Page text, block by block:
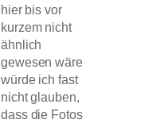
hier bis vor
kurzem nicht
ähnlich
gewesen wäre
würde ich fast
nicht glauben,
dass die Fotos